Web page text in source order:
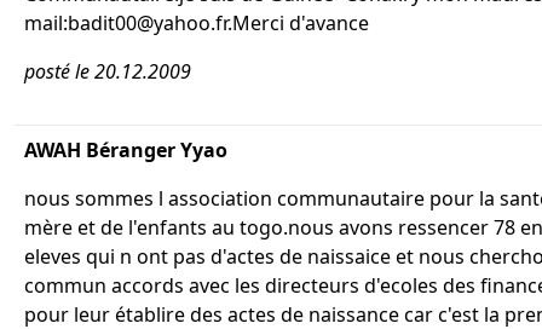
mail:badit00@yahoo.fr.Merci d'avance
posté le 20.12.2009
AWAH Béranger Yyao
nous sommes l association communautaire pour la
mère et de l'enfants au togo.nous avons ressencer 78
eleves qui n ont pas d'actes de naissaice et nous
commun accords avec les directeurs d'ecoles des
pour leur établire des actes de naissance car c'est la